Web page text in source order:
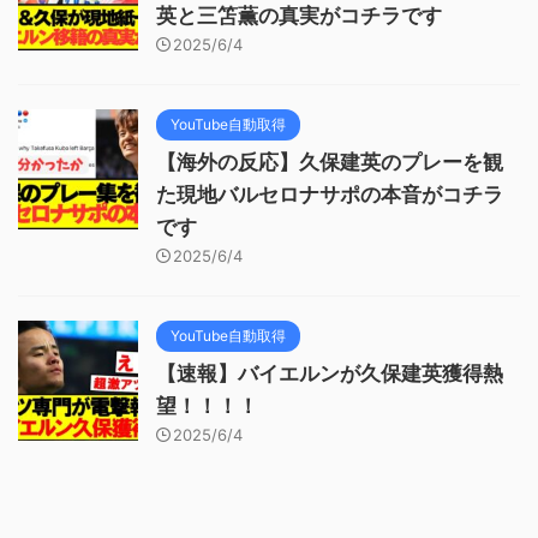
英と三笘薫の真実がコチラです
2025/6/4
YouTube自動取得
【海外の反応】久保建英のプレーを観
た現地バルセロナサポの本音がコチラ
です
2025/6/4
YouTube自動取得
【速報】バイエルンが久保建英獲得熱
望！！！！
2025/6/4